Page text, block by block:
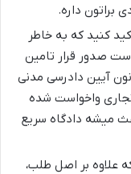
براتون داره.
کنید که به خاطر
صدور قرار تامین
رو دارید. اشاره به ماده ۱۰۸ قانون آیین دادرسی مدنی
واخواست شده
میشه دادگاه سریع
علاوه بر اصل طلب،